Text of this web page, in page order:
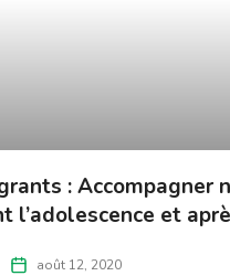
: Accompagner
l’adolescence et
août 12, 2020